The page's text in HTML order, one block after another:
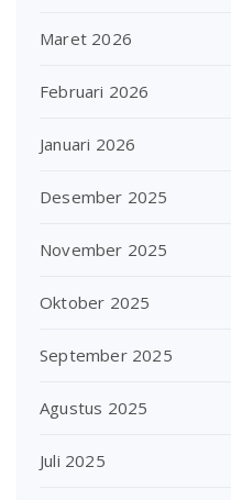
Maret 2026
Februari 2026
Januari 2026
Desember 2025
November 2025
Oktober 2025
September 2025
Agustus 2025
Juli 2025